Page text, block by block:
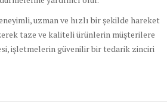
uzman ve hızlı bir şekilde hareket
taze ve kaliteli ürünlerin müşterilere
işletmelerin güvenilir bir tedarik zinciri